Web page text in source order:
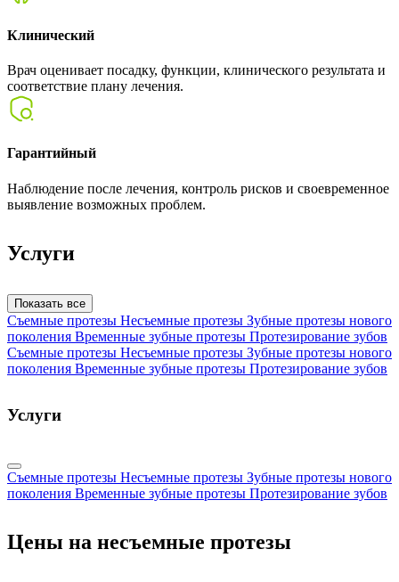
Клинический
Врач оценивает посадку, функции, клинического результата и
соответствие плану лечения.
Гарантийный
Наблюдение после лечения, контроль рисков и своевременное
выявление возможных проблем.
Услуги
Показать все
Съемные протезы Несъемные протезы Зубные протезы нового
поколения Временные зубные протезы Протезирование зубов
Съемные протезы Несъемные протезы Зубные протезы нового
поколения Временные зубные протезы Протезирование зубов
Услуги
Съемные протезы Несъемные протезы Зубные протезы нового
поколения Временные зубные протезы Протезирование зубов
Цены на несъемные протезы